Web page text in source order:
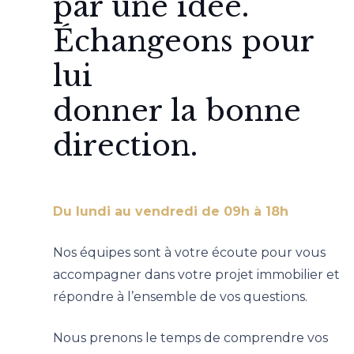
Échangeons pour
lui
donner la bonne
direction.
Du lundi au vendredi de 09h à 18h
Nos équipes sont à votre écoute pour vous
accompagner dans votre projet immobilier et
répondre à l’ensemble de vos questions.
Nous prenons le temps de comprendre vos